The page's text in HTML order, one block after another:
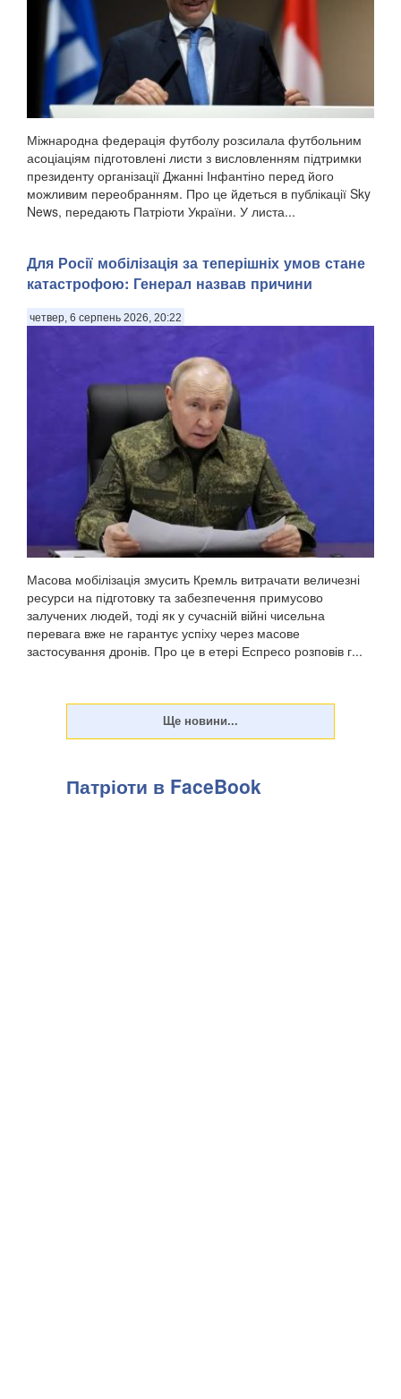
Міжнародна федерація футболу розсилала футбольним
асоціаціям підготовлені листи з висловленням підтримки
президенту організації Джанні Інфантіно перед його
можливим переобранням. Про це йдеться в публікації Sky
News, передають Патріоти України. У листа...
Для Росії мобілізація за теперішніх умов стане
катастрофою: Генерал назвав причини
четвер, 6 серпень 2026, 20:22
Масова мобілізація змусить Кремль витрачати величезні
ресурси на підготовку та забезпечення примусово
залучених людей, тоді як у сучасній війні чисельна
перевага вже не гарантує успіху через масове
застосування дронів. Про це в етері Еспресо розповів г...
Патріоти в FaceBook